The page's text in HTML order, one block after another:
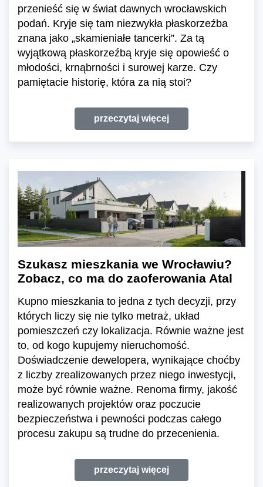
przenieść się w świat dawnych wrocławskich
podań. Kryje się tam niezwykła płaskorzeźba
znana jako „skamieniałe tancerki”. Za tą
wyjątkową płaskorzeźbą kryje się opowieść o
młodości, krnąbrności i surowej karze. Czy
pamiętacie historię, która za nią stoi?
przeczytaj więcej
Szukasz mieszkania we Wrocławiu?
Zobacz, co ma do zaoferowania Atal
Kupno mieszkania to jedna z tych decyzji, przy
których liczy się nie tylko metraż, układ
pomieszczeń czy lokalizacja. Równie ważne jest
to, od kogo kupujemy nieruchomość.
Doświadczenie dewelopera, wynikające choćby
z liczby zrealizowanych przez niego inwestycji,
może być równie ważne. Renoma firmy, jakość
realizowanych projektów oraz poczucie
bezpieczeństwa i pewności podczas całego
procesu zakupu są trudne do przecenienia.
przeczytaj więcej